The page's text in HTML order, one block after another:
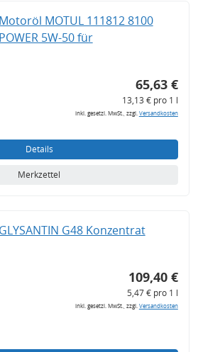
Motoröl MOTUL 111812 8100
POWER 5W-50 für
65,63 €
13,13 € pro 1 l
inkl. gesetzl. MwSt., zzgl.Versandkosten
Details
Merkzettel
GLYSANTIN G48 Konzentrat
109,40 €
5,47 € pro 1 l
inkl. gesetzl. MwSt., zzgl.Versandkosten